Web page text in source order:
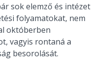
sok elemző és intézet
folyamatokat, nem
októberben
vagyis rontaná a
besorolását.